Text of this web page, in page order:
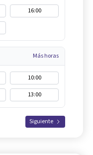
16:00
Más horas
10:00
13:00
Siguiente